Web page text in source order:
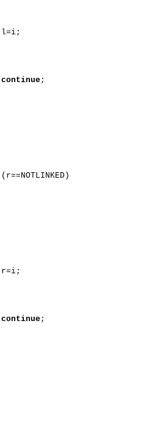
l=i;
continue;
(r==NOTLINKED)
r=i;
continue;